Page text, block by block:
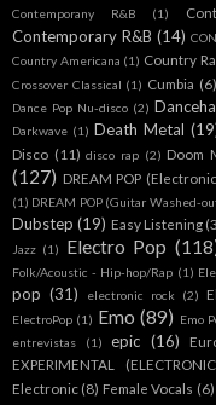
Contemporany R&B (1)
Contemporary R&B (14)
Country Americana (1) Country
Crossover Classical (1) Cumbia (6)
Dance Pop Nu-disco (2)
Darkwave (1) Death Metal
Disco (11) disco rap (2) Doom
(127) DREAM POP
(1) DREAM POP (Guitar Washed-
Dubstep (19) Easy Listening
Jazz (1) Electro Pop
Folk/Acoustic - Hip-hop/Rap (1)
pop (31) electronic rock (2)
ElectroPop (1) Emo (89) Emo
entrevistas (1) epic (16)
EXPERIMENTAL
Electronic (8) Female Vocals (6)